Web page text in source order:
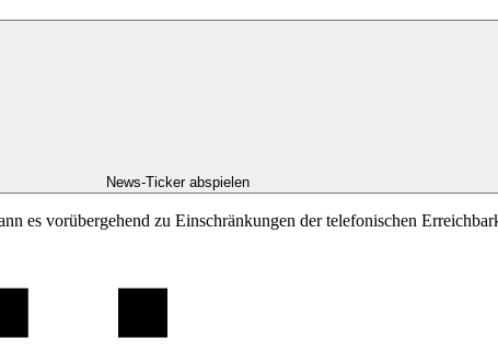
News-Ticker abspielen
es vorübergehend zu Einschränkungen der telefonischen